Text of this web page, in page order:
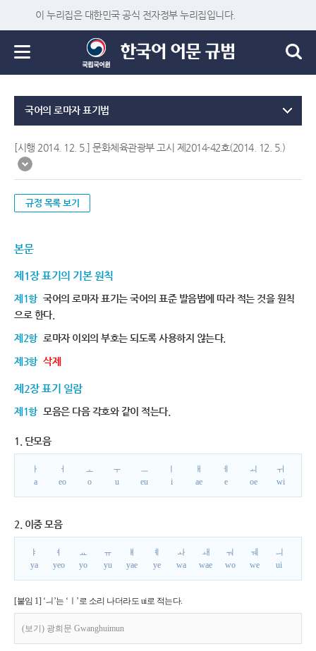
이 누리집은 대한민국 공식 전자정부 누리집입니다.
국어의 로마자 표기법
[시행 2014. 12. 5.] 문화체육관광부 고시 제2014-42호(2014. 12. 5.)
규정 목록 보기
본문
제1장 표기의 기본 원칙
제1항 국어의 로마자 표기는 국어의 표준 발음법에 따라 적는 것을 원칙
으로 한다.
제2항 로마자 이외의 부호는 되도록 사용하지 않는다.
제3항 삭제
제2장 표기 일람
제1항 모음은 다음 각호와 같이 적는다.
1. 단모음
ㅏ
a
ㅓ
eo
ㅗ
o
ㅜ
u
ㅡ
eu
i
ㅐ
ae
ㅔ
e
ㅚ
oe
ㅟ
wi
2. 이중 모음
ㅑ
ya
ㅕ
yeo
ㅛ
yo
ㅠ
yu
ㅒ
yae
ㅖ
ye
ㅘ
wa
ㅙ
wae
ㅝ
wo
ㅞ
we
ㅢ
ui
[붙임 1] ‘ㅢ’는 ‘ㅣ’로 소리 나더라도 ui로 적는다.
(보기) 광희문 Gwanghuimun